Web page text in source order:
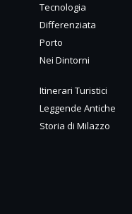
Tecnologia
Differenziata
Porto
Nei Dintorni
Itinerari Turistici
Leggende Antiche
Storia di Milazzo